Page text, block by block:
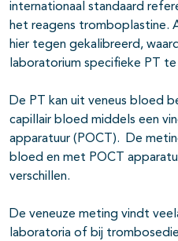
internationaal standaard
het reagens tromboplastine.
hier tegen gekalibreerd,
laboratorium specifieke PT
De PT kan uit veneus bloed
capillair bloed middels een
apparatuur (POCT). De
bloed en met POCT
verschillen.
De veneuze meting vindt
laboratoria of bij